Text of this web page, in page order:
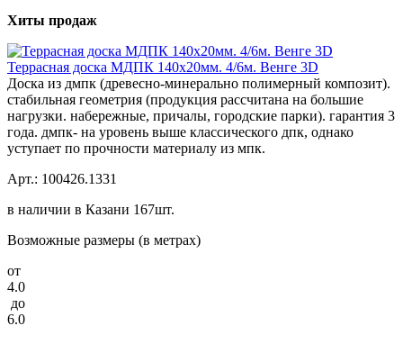
Хиты продаж
Террасная доска МДПК 140x20мм. 4/6м. Венге 3D
Доска из дмпк (древесно-минерально полимерный композит).
стабильная геометрия (продукция рассчитана на большие
нагрузки. набережные, причалы, городские парки). гарантия 3
года. дмпк- на уровень выше классического дпк, однако
уступает по прочности материалу из мпк.
Арт.: 100426.1331
в наличии в Казани 167шт.
Возможные размеры (в метрах)
от
4.0
до
6.0